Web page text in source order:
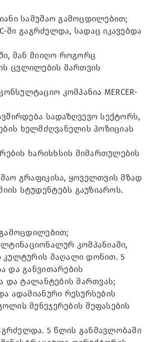
სამუშაო გამოცდილებით;
ში გაგრძელდა, სადაც იკავებდა
მან მიიღო როგორც
ცვლილების მართვის
კომპანია MERCER-
სადაზღვევო სექტორს,
ხელმძღვანელის პოზიციას
ხარისხსის მიმართულების
გრაფიკისა, ყოველთვის მზად
სტუდენტებს გაუზიაროს.
კომპანიაში,
კულტურის მაღალი დონით. 5
და განვითარების
და ტალანტების მართვას;
ადამიანური რესურსების
მენეჯერების შეფასების
5 წლის განმავლობაში